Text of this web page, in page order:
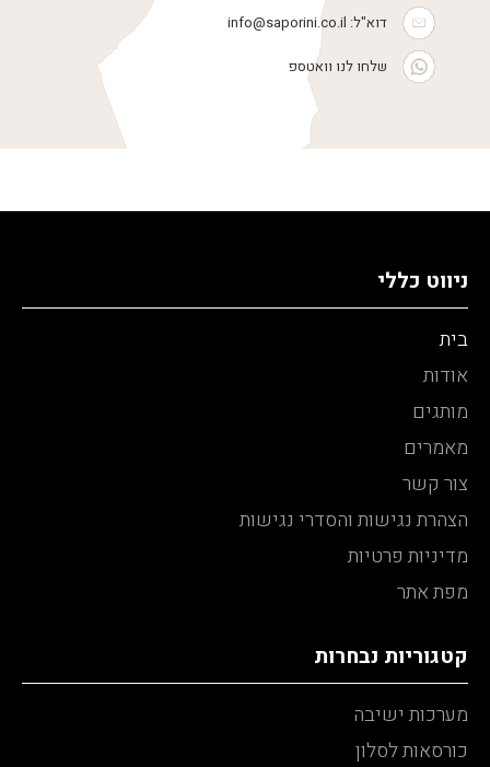
דוא"ל: info@saporini.co.il
שלחו לנו וואטספ
ניווט כללי
בית
אודות
מותגים
מאמרים
צור קשר
הצהרת נגישות והסדרי נגישות
מדיניות פרטיות
מפת אתר
קטגוריות נבחרות
מערכות ישיבה
כורסאות לסלון